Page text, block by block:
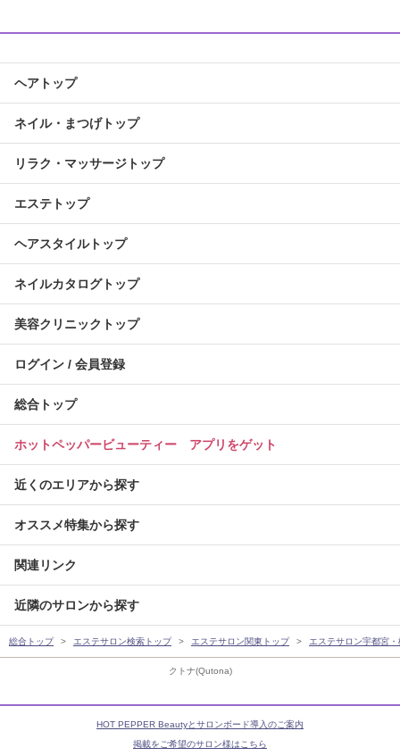
クトナ(Qutona)
ヘアトップ
ネイル・まつげトップ
リラク・マッサージトップ
エステトップ
ヘアスタイルトップ
ネイルカタログトップ
美容クリニックトップ
ログイン / 会員登録
総合トップ
ホットペッパービューティー アプリをゲット
近くのエリアから探す
オススメ特集から探す
関連リンク
近隣のサロンから探す
総合トップ エステサロン検索トップ エステサロン関東トップ エステサロン宇都宮
HOT PEPPER Beautyとサロンボード導入のご案内
掲載をご希望のサロン様はこちら